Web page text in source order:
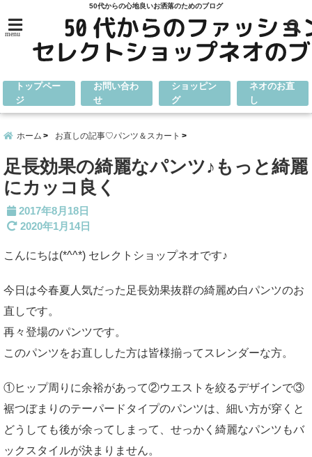
50代からの心地良いお洒落のためのブログ
menu
トップペー
ジ
お問い合わ
せ
ショッピン
グ
ネオのお直
し
ホーム お直しの記事♡パンツ＆スカート
足長効果の綺麗なパンツ♪もっと綺麗
にカッコ良く
2017年8月18日
2020年1月14日
こんにちは(*^^*) セレクトショップネオです♪
今日は今春夏人気だった足長効果抜群の綺麗め白パンツのお
直しです。
再々登場のパンツです。
このパンツをお直しした方は皆様揃ってスレンダーな方。
①ヒップ周りに余裕があって②ウエストを絞るデザインで③
裾つぼまりのテーパードタイプのパンツは、細い方が穿くと
どうしても後が余ってしまって、せっかく綺麗なパンツもバ
ックスタイルが決まりません。